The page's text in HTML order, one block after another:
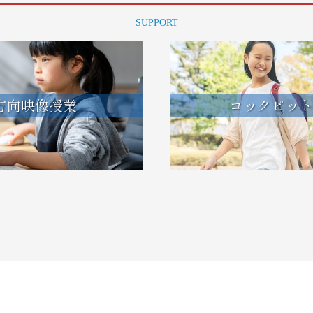
SUPPORT
向映像授業 コックピッ